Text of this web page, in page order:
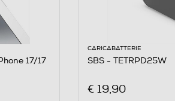
CARICABATTERIE
SBS - TETRPD25W
€ 19,90